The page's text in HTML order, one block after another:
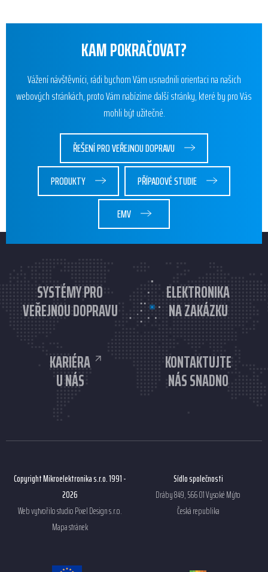
KAM POKRAČOVAT?
Vážení návštěvníci, rádi bychom Vám usnadnili orientaci na našich
webových stránkách, proto Vám nabízíme další stránky, které by pro Vás
mohli být užitečné.
ŘEŠENÍ PRO VEŘEJNOU DOPRAVU
PRODUKTY
PŘÍPADOVÉ STUDIE
EMV
SYSTÉMY PRO
VEŘEJNOU DOPRAVU
ELEKTRONIKA
NA ZAKÁZKU
KARIÉRA
U NÁS
KONTAKTUJTE
NÁS SNADNO
Copyright Mikroelektronika s.r.o. 1991 -
2026
Web vytvořilo studioPixel Design s.r.o.
Mapa stránek
Sídlo společnosti
Dráby 849, 566 01 Vysoké Mýto
Česká republika